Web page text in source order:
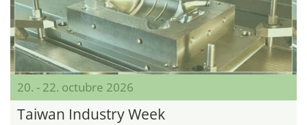
20. - 22. octubre 2026
Taiwan Industry Week